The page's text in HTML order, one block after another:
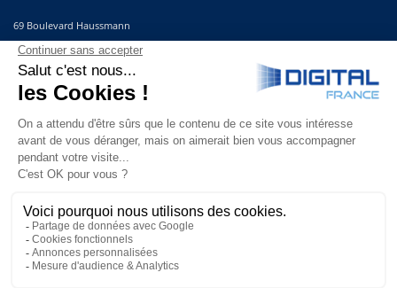
69 Boulevard Haussmann
75008, Paris
France
Agence du Sud-Est
291 Rue Albert Caquot
06560 Valbonne